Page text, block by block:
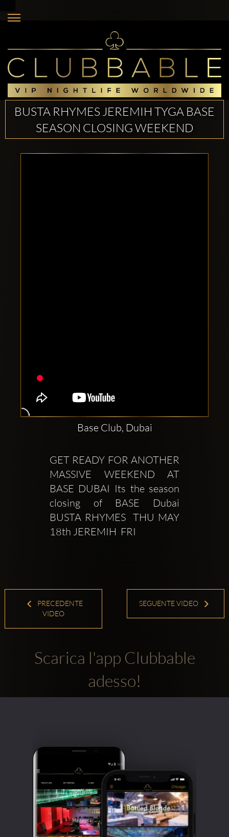
BUSTA RHYMES JEREMIH TYGA BASE
SEASON CLOSING WEEKEND
Base Club, Dubai
GET READY FOR ANOTHER
MASSIVE WEEKEND AT
BASE DUBAI Its the season
closing of BASE Dubai
BUSTA RHYMES  THU MAY
18th JEREMIH  FRI
PRECEDENTE
VIDEO
SEGUENTE VIDEO
Scarica l'app Clubbable
adesso!